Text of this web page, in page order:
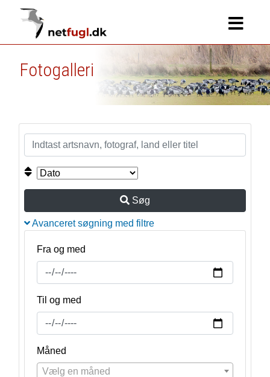
Fotogalleri
Søg
Avanceret søgning med filtre
Fra og med
Til og med
Måned
Vælg en måned